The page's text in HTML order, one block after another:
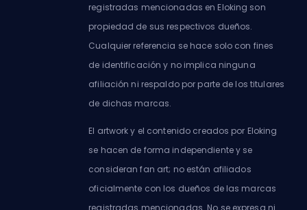
registradas mencionadas en Eloking son
propiedad de sus respectivos dueños.
Cualquier referencia se hace solo con fines
de identificación y no implica ninguna
afiliación ni respaldo por parte de los titulares
de dichas marcas.
El artwork y el contenido creados por Eloking
se hacen de forma independiente y se
consideran fan art; no están afiliados
oficialmente con los dueños de las marcas